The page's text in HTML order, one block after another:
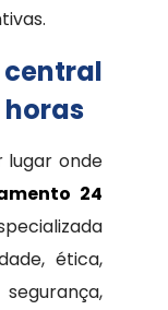
lugar onde
24
ética,